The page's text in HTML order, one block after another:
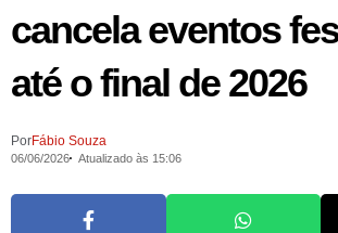
cancela eventos
até o final de 2026
PorFábio Souza
06/06/2026 Atualizado às 15:06